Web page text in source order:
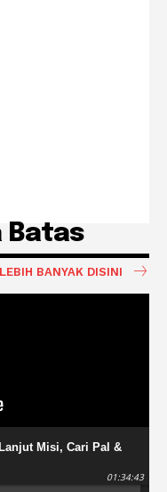
Batas
BANYAK DISINI
Misi, Cari Pal &
01:34:43